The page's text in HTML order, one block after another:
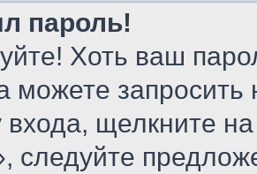
пароль!
Хоть ваш
можете
входа, щелкните
следуйте